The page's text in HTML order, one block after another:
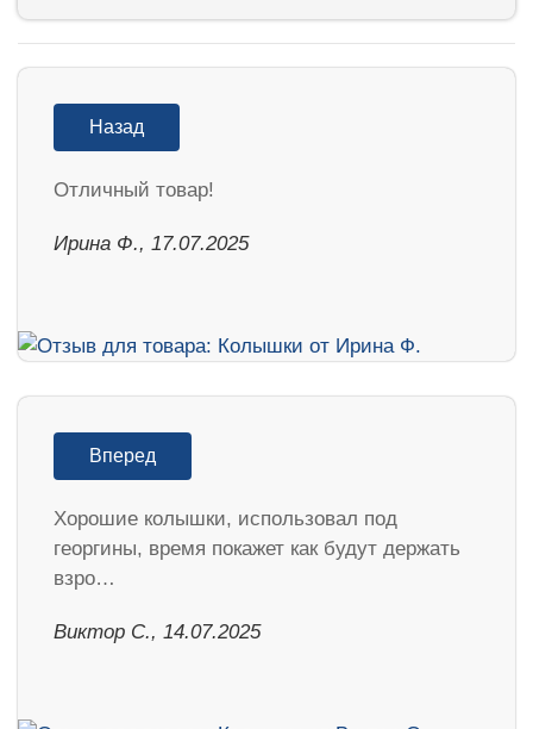
Назад
Отличный товар!
Ирина Ф., 17.07.2025
Вперед
Хорошие колышки, использовал под
георгины, время покажет как будут держать
взро…
Виктор С., 14.07.2025